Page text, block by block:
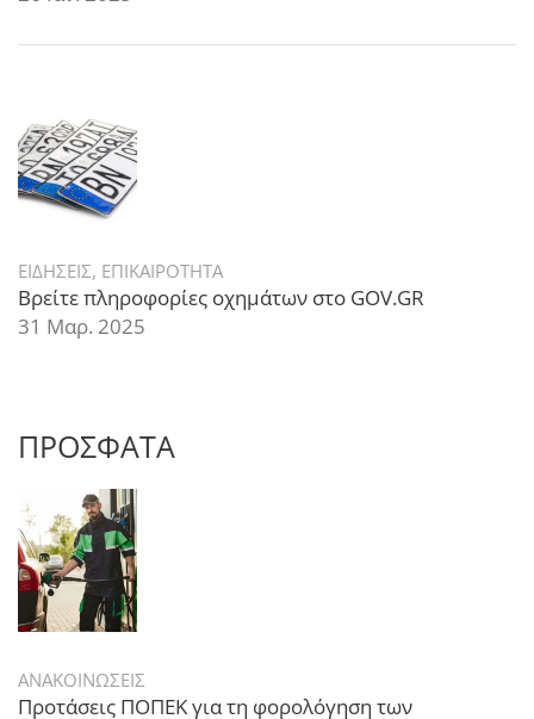
ΕΙΔΗΣΕΙΣ, ΕΠΙΚΑΙΡΟΤΗΤΑ
Βρείτε πληροφορίες οχημάτων στο GOV.GR
31 Μαρ. 2025
ΠΡΟΣΦΑΤΑ
ΑΝΑΚΟΙΝΩΣΕΙΣ
Προτάσεις ΠΟΠΕΚ για τη φορολόγηση των